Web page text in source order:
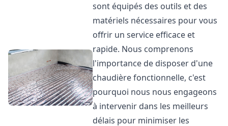
sont équipés des outils et des
matériels nécessaires pour vous
offrir un service efficace et
rapide. Nous comprenons
l'importance de disposer d'une
chaudière fonctionnelle, c'est
pourquoi nous nous engageons
à intervenir dans les meilleurs
délais pour minimiser les